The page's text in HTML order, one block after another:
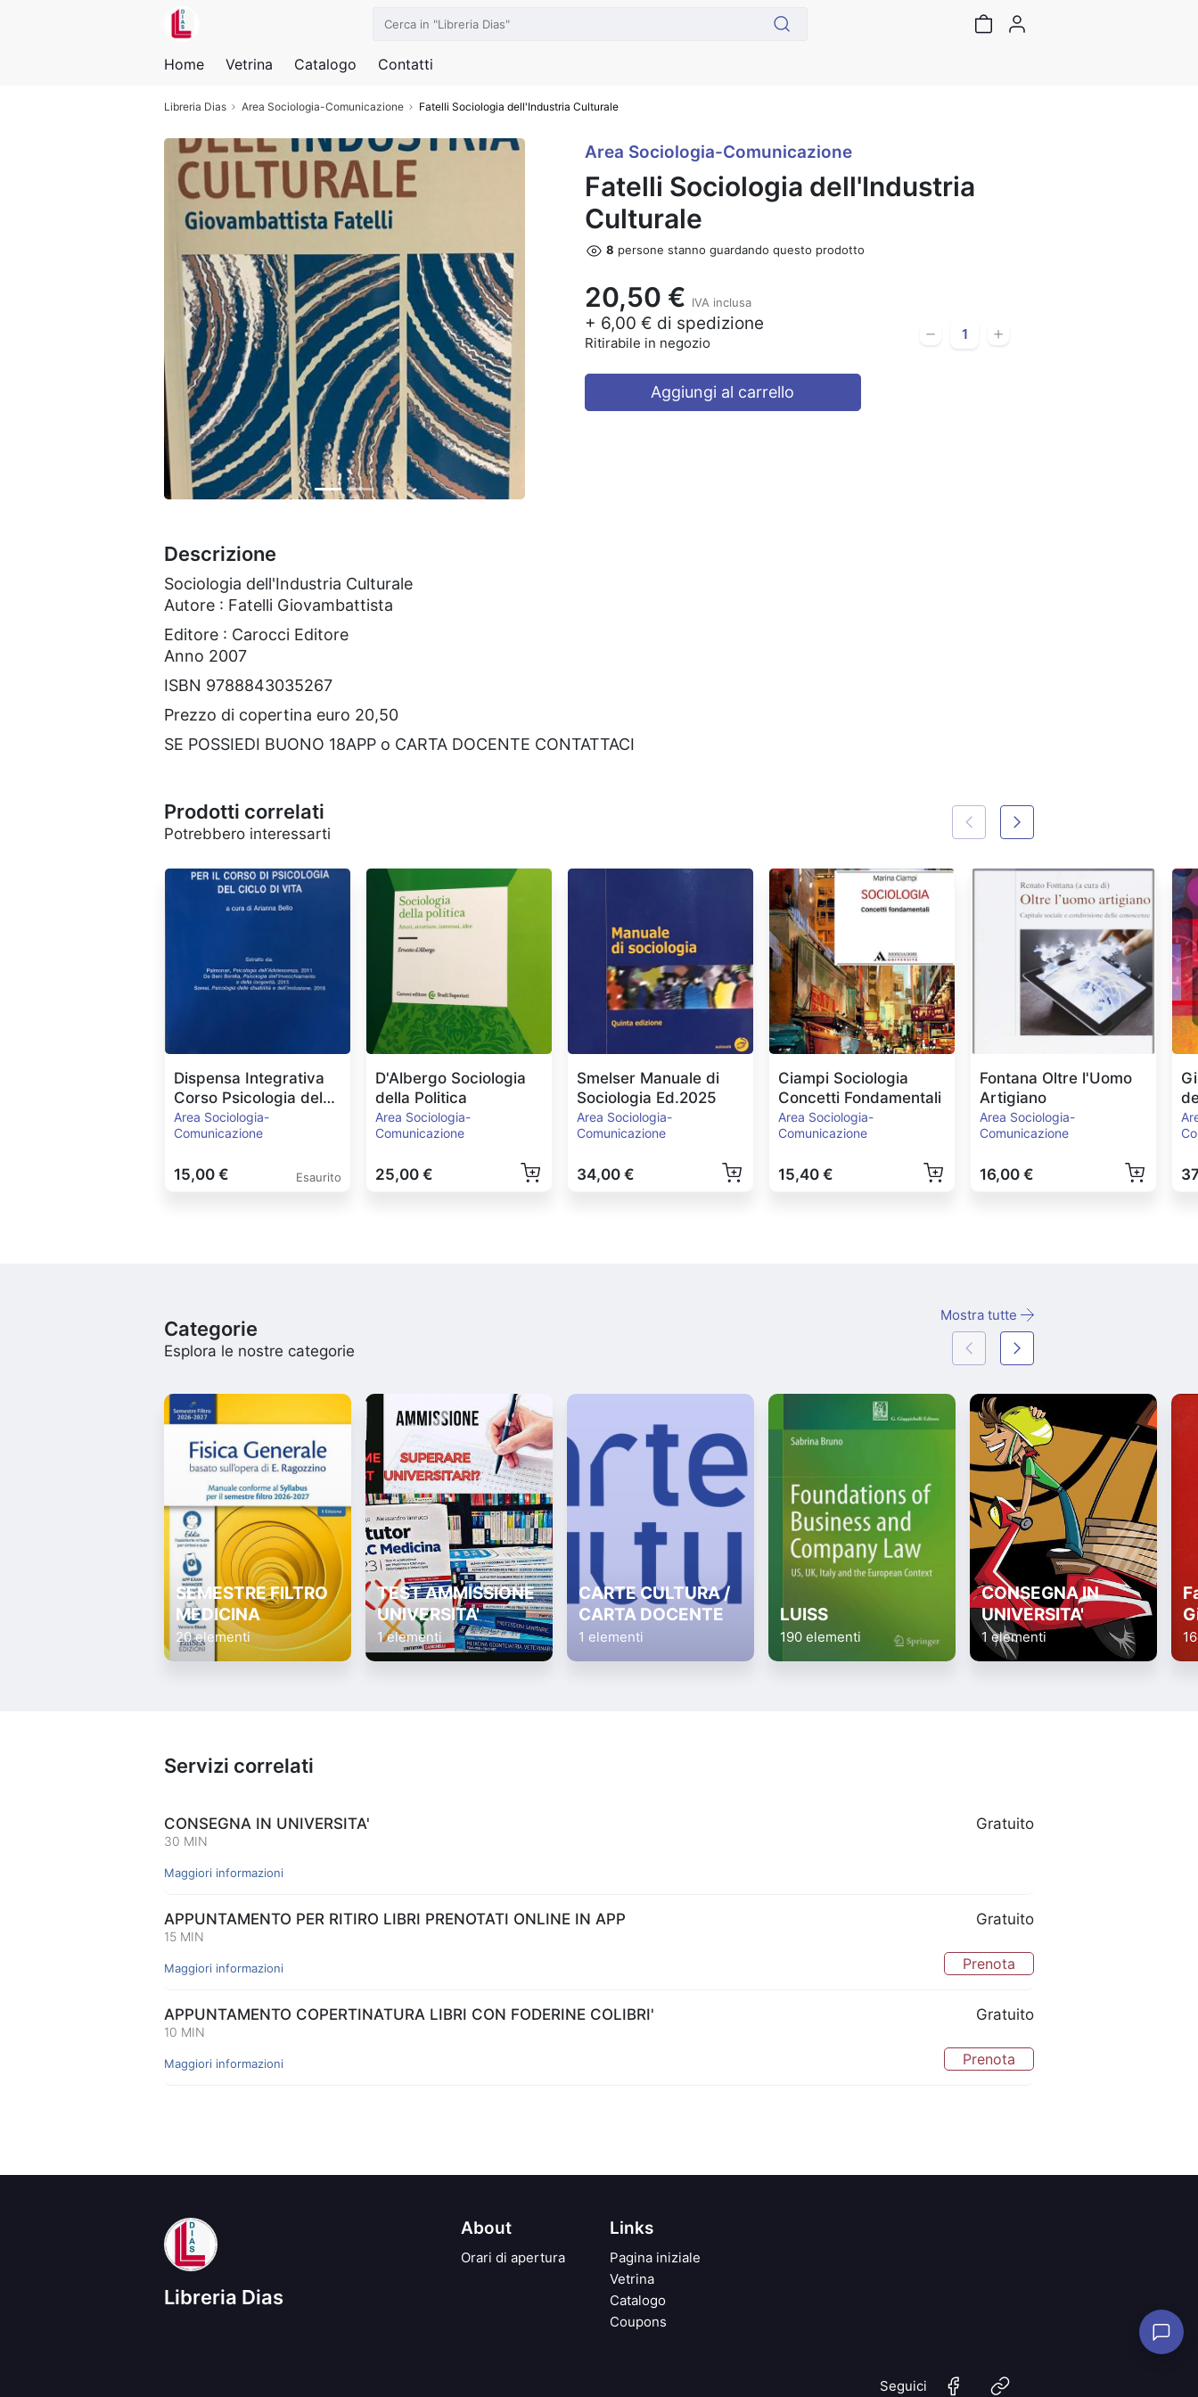
Home Vetrina Catalogo Contatti
Libreria Dias Area Sociologia-Comunicazione Fatelli Sociologia dell'Industria Culturale
Previous Next
Area Sociologia-Comunicazione
Fatelli Sociologia dell'Industria
Culturale
8 persone stanno guardando questo prodotto
20,50 € IVA inclusa
+ 6,00 € di spedizione
Ritirabile in negozio
Aggiungi al carrello
Descrizione
Sociologia dell'Industria Culturale
Autore : Fatelli Giovambattista
Editore : Carocci Editore
Anno 2007
ISBN 9788843035267
Prezzo di copertina euro 20,50
SE POSSIEDI BUONO 18APP o CARTA DOCENTE CONTATTACI
Prodotti correlati
Potrebbero interessarti
Dispensa Integrativa
Corso Psicologia del
Ciclo di Vita
Area Sociologia-
Comunicazione
15,00 € Esaurito
D'Albergo Sociologia
della Politica
Area Sociologia-
Comunicazione
25,00 €
Smelser Manuale di
Sociologia Ed.2025
Area Sociologia-
Comunicazione
34,00 €
Ciampi Sociologia
Concetti Fondamentali
Area Sociologia-
Comunicazione
15,40 €
Fontana Oltre l'Uomo
Artigiano
Area Sociologia-
Comunicazione
16,00 €
Categorie
Esplora le nostre categorie
Mostra tutte
SEMESTRE FILTRO
MEDICINA
20 elementi
TEST AMMISSIONE
UNIVERSITA'
1 elementi
CARTE CULTURA /
CARTA DOCENTE
1 elementi
LUISS
190 elementi
CONSEGNA IN
UNIVERSITA'
1 elementi
Servizi correlati
CONSEGNA IN UNIVERSITA'
30 MIN
Gratuito
Maggiori informazioni
APPUNTAMENTO PER RITIRO LIBRI PRENOTATI ONLINE IN APP
15 MIN
Gratuito
Maggiori informazioni Prenota
APPUNTAMENTO COPERTINATURA LIBRI CON FODERINE COLIBRI'
10 MIN
Gratuito
Maggiori informazioni Prenota
Libreria Dias
About
Orari di apertura
Links
Pagina iniziale
Vetrina
Catalogo
Coupons
Seguici